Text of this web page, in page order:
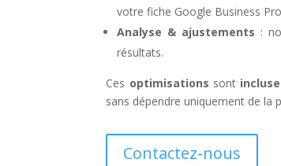
votre fiche Google Business
Analyse & ajustements :
résultats.
Ces optimisations sont
sans dépendre uniquement de la
Contactez-nous